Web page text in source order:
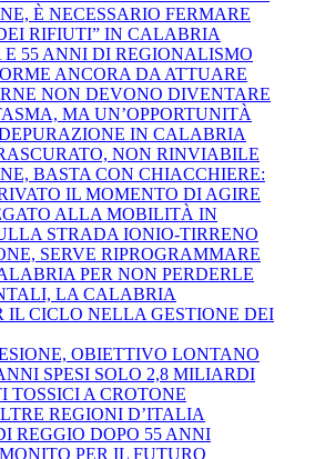
È NECESSARIO FERMARE
RIFIUTI” IN CALABRIA
55 ANNI DI REGIONALISMO
ANCORA DA ATTUARE
NON DEVONO DIVENTARE
MA UN’OPPORTUNITÀ
IN CALABRIA
NON RINVIABILE
BASTA CON CHIACCHIERE:
IL MOMENTO DI AGIRE
ALLA MOBILITÀ IN
STRADA IONIO-TIRRENO
SERVE RIPROGRAMMARE
PER NON PERDERLE
LA CALABRIA
IL CICLO NELLA GESTIONE DEI
OBIETTIVO LONTANO
SPESI SOLO 2,8 MILIARDI
TOSSICI A CROTONE
REGIONI D’ITALIA
REGGIO DOPO 55 ANNI
PER IL FUTURO